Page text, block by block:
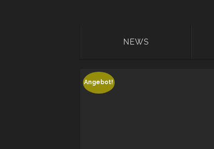
NEWS
Angebot!